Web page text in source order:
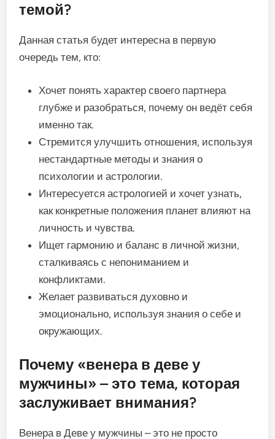
темой?
Данная статья будет интересна в первую
очередь тем, кто:
Хочет понять характер своего партнера
глубже и разобраться, почему он ведёт себя
именно так.
Стремится улучшить отношения, используя
нестандартные методы и знания о
психологии и астрологии.
Интересуется астрологией и хочет узнать,
как конкретные положения планет влияют на
личность и чувства.
Ищет гармонию и баланс в личной жизни,
сталкиваясь с непониманием и
конфликтами.
Желает развиваться духовно и
эмоционально, используя знания о себе и
окружающих.
Почему «венера в деве у
мужчины» – это тема, которая
заслуживает внимания?
Венера в Деве у мужчины – это не просто